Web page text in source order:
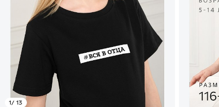
1/ 13